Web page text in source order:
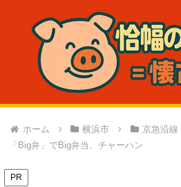
ホーム 横浜市 京急沿線
「Big弁」でBig弁当、チャーハン
PR